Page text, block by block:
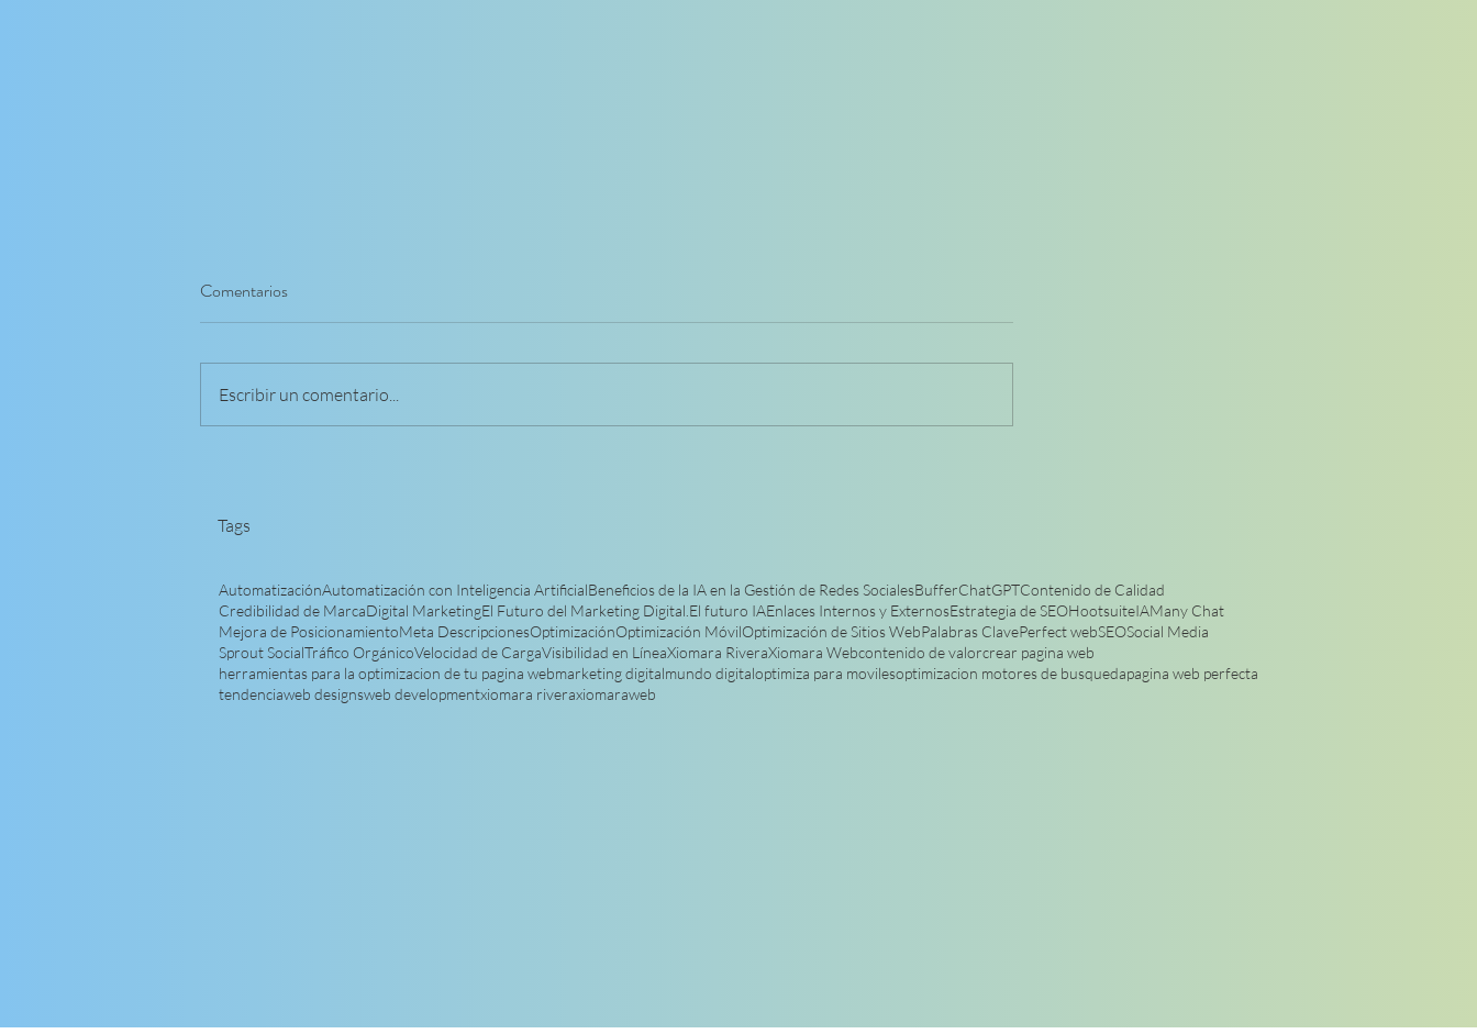
Comentarios
Escribir un comentario...
Tags
AutomatizaciónAutomatización con Inteligencia ArtificialBeneficios de la IA en la Gestión de Redes SocialesBufferChatGPTContenido de Calidad
Credibilidad de MarcaDigital MarketingEl Futuro del Marketing Digital.El futuro IAEnlaces Internos y ExternosEstrategia de SEOHootsuiteIAMany Chat
Mejora de PosicionamientoMeta DescripcionesOptimizaciónOptimización MóvilOptimización de Sitios WebPalabras ClavePerfect webSEOSocial Media
Sprout SocialTráfico OrgánicoVelocidad de CargaVisibilidad en LíneaXiomara RiveraXiomara Webcontenido de valorcrear pagina web
herramientas para la optimizacion de tu pagina webmarketing digitalmundo digitaloptimiza para movilesoptimizacion motores de busquedapagina web perfecta
tendenciaweb designsweb developmentxiomara riveraxiomaraweb